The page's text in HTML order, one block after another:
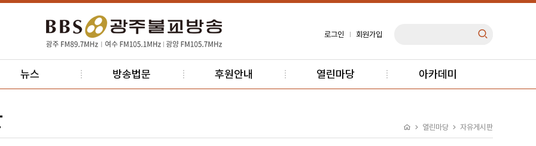
로그인 회원가입
뉴스 방송법문 후원안내 열린마당 아카데미
열린마당 자유게시판